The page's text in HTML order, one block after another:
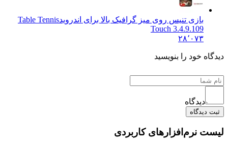
بازی تنیس روی میز گرافیک بالا برای اندرویدTable Tennis
Touch 3.4.9.109
۲۸٬۰۷۳
خود را بنویسید
دیدگاه
نرم‌افزارهای کاربردی